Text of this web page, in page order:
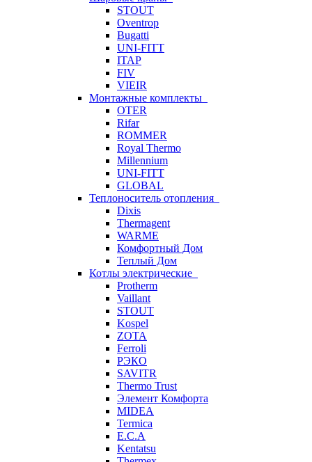
STOUT
Oventrop
Bugatti
UNI-FITT
ITAP
FIV
VIEIR
Монтажные комплекты
OTER
Rifar
ROMMER
Royal Thermo
Millennium
UNI-FITT
GLOBAL
Теплоноситель отопления
Dixis
Thermagent
WARME
Комфортный Дом
Теплый Дом
Котлы электрические
Protherm
Vaillant
STOUT
Kospel
ZOTA
Ferroli
РЭКО
SAVITR
Thermo Trust
Элемент Комфорта
MIDEA
Termica
E.C.A
Kentatsu